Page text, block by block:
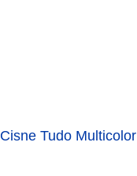
Cisne Tudo Multicolor